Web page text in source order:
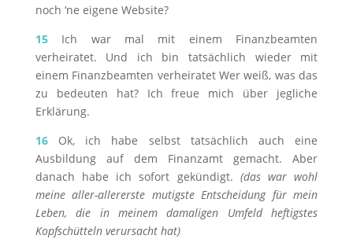
noch ‘ne eigene Website?
15Ich war mal mit einem Finanzbeamten
verheiratet. Und ich bin tatsächlich wieder mit
einem Finanzbeamten verheiratet Wer weiß, was das
zu bedeuten hat? Ich freue mich über jegliche
Erklärung.
16Ok, ich habe selbst tatsächlich auch eine
Ausbildung auf dem Finanzamt gemacht. Aber
danach habe ich sofort gekündigt. (das war wohl
meine aller-allererste mutigste Entscheidung für mein
Leben, die in meinem damaligen Umfeld heftigstes
Kopfschütteln verursacht hat)